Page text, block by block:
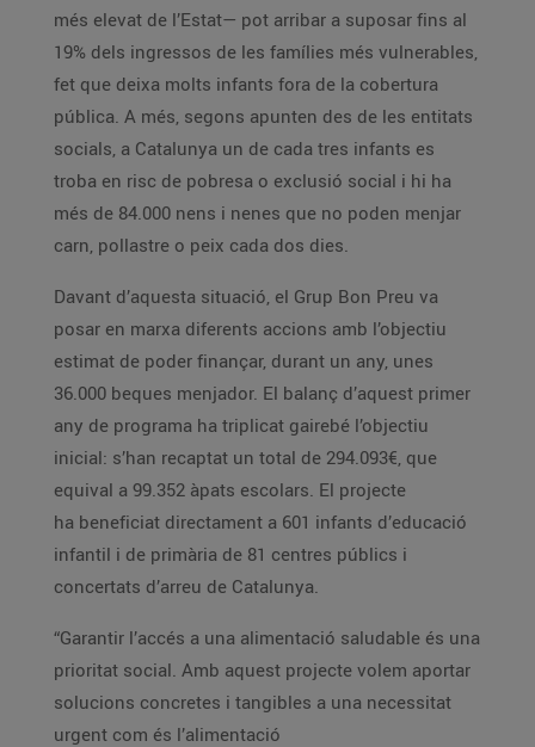
més elevat de l’Estat— pot arribar a suposar fins al
19% dels ingressos de les famílies més vulnerables,
fet que deixa molts infants fora de la cobertura
pública. A més, segons apunten des de les entitats
socials, a Catalunya un de cada tres infants es
troba en risc de pobresa o exclusió social i hi ha
més de 84.000 nens i nenes que no poden menjar
carn, pollastre o peix cada dos dies.
Davant d’aquesta situació, el Grup Bon Preu va
posar en marxa diferents accions amb l’objectiu
estimat de poder finançar, durant un any, unes
36.000 beques menjador. El balanç d’aquest primer
any de programa ha triplicat gairebé l’objectiu
inicial: s’han recaptat un total de 294.093€, que
equival a 99.352 àpats escolars. El projecte
ha beneficiat directament a 601 infants d’educació
infantil i de primària de 81 centres públics i
concertats d’arreu de Catalunya.
“Garantir l’accés a una alimentació saludable és una
prioritat social. Amb aquest projecte volem aportar
solucions concretes i tangibles a una necessitat
urgent com és l’alimentació